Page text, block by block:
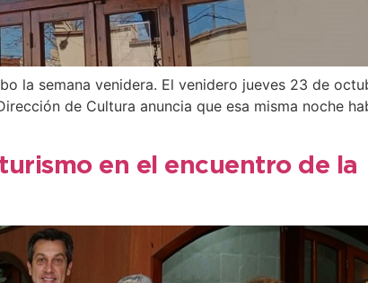
la semana venidera. El venidero jueves 23 de
de Cultura anuncia que esa misma noche
en el encuentro de la